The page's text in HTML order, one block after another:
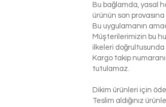
Bu bağlamda, yasal
ürünün son
Bu uygulamanın
Müşterilerimizin bu
ilkeleri doğrultusunda
Kargo takip
tutulamaz.
Dikim ürünleri için
Teslim aldığınız